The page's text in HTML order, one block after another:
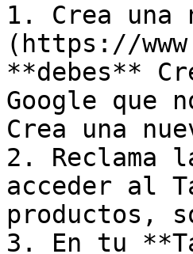
1. Crea una
(https://
**debes**
Google que
Crea una
2. Reclama
acceder al
productos,
3. En tu